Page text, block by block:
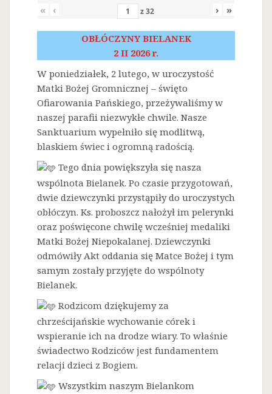
« ‹ z32 › »
OBŁÓCZYNY BIELANEK
2 II 2026 r.
W poniedziałek, 2 lutego, w uroczystość
Matki Bożej Gromnicznej – święto
Ofiarowania Pańskiego, przeżywaliśmy w
naszej parafii niezwykłe chwile. Nasze
Sanktuarium wypełniło się modlitwą,
blaskiem świec i ogromną radością.
Tego dnia powiększyła się nasza
wspólnota Bielanek. Po czasie przygotowań,
dwie dziewczynki przystąpiły do uroczystych
obłóczyn. Ks. proboszcz nałożył im pelerynki
oraz poświęcone chwilę wcześniej medaliki
Matki Bożej Niepokalanej. Dziewczynki
odmówiły Akt oddania się Matce Bożej i tym
samym zostały przyjęte do wspólnoty
Bielanek.
Rodzicom dziękujemy za
chrześcijańskie wychowanie córek i
wspieranie ich na drodze wiary. To właśnie
świadectwo Rodziców jest fundamentem
relacji dzieci z Bogiem.
Wszystkim naszym Bielankom